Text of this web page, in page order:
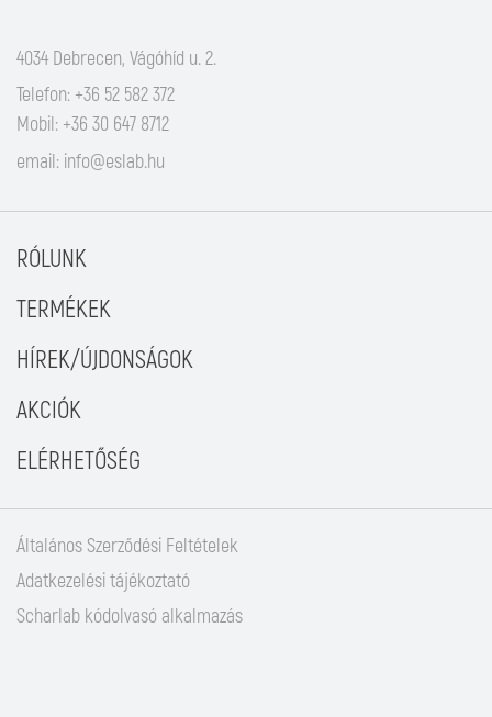
4034 Debrecen, Vágóhíd u. 2.
Telefon: +36 52 582 372
Mobil: +36 30 647 8712
email: info@eslab.hu
RÓLUNK
TERMÉKEK
HÍREK/ÚJDONSÁGOK
AKCIÓK
ELÉRHETŐSÉG
Általános Szerződési Feltételek
Adatkezelési tájékoztató
Scharlab kódolvasó alkalmazás